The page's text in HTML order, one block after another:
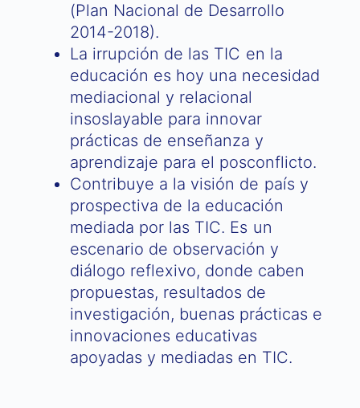
(Plan Nacional de Desarrollo
2014-2018).
La irrupción de las TIC en la
educación es hoy una necesidad
mediacional y relacional
insoslayable para innovar
prácticas de enseñanza y
aprendizaje para el posconflicto.
Contribuye a la visión de país y
prospectiva de la educación
mediada por las TIC. Es un
escenario de observación y
diálogo reflexivo, donde caben
propuestas, resultados de
investigación, buenas prácticas e
innovaciones educativas
apoyadas y mediadas en TIC.